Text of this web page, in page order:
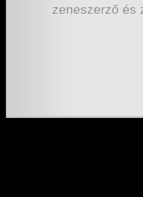
zeneszerző és